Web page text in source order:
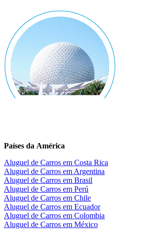
Países da América
Aluguel de Carros em Costa Rica
Aluguel de Carros em Argentina
Aluguel de Carros em Brasil
Aluguel de Carros em Perú
Aluguel de Carros em Chile
Aluguel de Carros em Ecuador
Aluguel de Carros em Colombia
Aluguel de Carros em México